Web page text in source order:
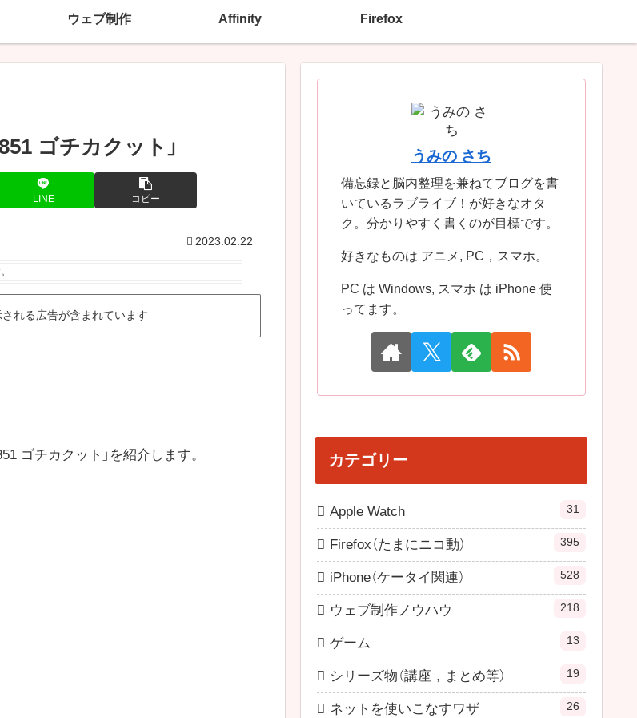
ウェブ制作 Affinity Firefox
ゴチカクット」
LINE コピー
2023.02.22
れる広告が含まれています
ゴチカクット」を紹介します。
うみの さち
備忘録と脳内整理を兼ねてブログを書
いているラブライブ！が好きなオタ
ク。分かりやすく書くのが目標です。
好きなものは アニメ, PC，スマホ。
PC は Windows, スマホ は iPhone 使
ってます。
カテゴリー
Apple Watch 31
Firefox（たまにニコ動） 395
iPhone（ケータイ関連） 528
ウェブ制作ノウハウ 218
ゲーム 13
シリーズ物（講座，まとめ等） 19
ネットを使いこなすワザ 26